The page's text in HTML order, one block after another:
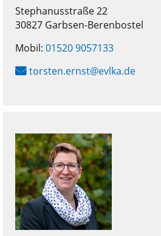
Stephanusstraße 22
30827 Garbsen-Berenbostel
Mobil: 01520 9057133
torsten.ernst@evlka.de